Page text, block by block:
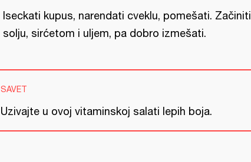
Iseckati kupus, narendati cveklu, pomešati. Začiniti
solju, sirćetom i uljem, pa dobro izmešati.
SAVET
Uzivajte u ovoj vitaminskoj salati lepih boja.